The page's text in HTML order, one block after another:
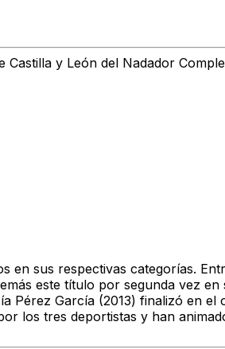
Castilla y León del Nadador
sus respectivas categorías.
este título por segunda vez
Pérez García (2013) finalizó en el
los tres deportistas y han